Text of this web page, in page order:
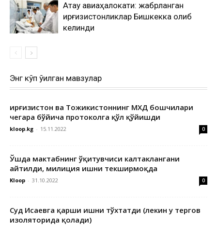
Ақтау авиаҳалокати: жабрланган
қирғизистонликлар Бишкекка олиб
келинди
Энг кўп ўқилган мавзулар
Қирғизистон ва Тожикистоннинг МХДҚ бошчилари
чегара бўйича протоколга қўл қўйишди
kloop.kg - 15.11.2022 0
Ўшда мактабнинг ўқитувчиси калтаклангани
айтилди, милиция ишни текширмоқда
Kloop - 31.10.2022 0
Суд Исаевга қарши ишни тўхтатди (лекин у тергов
изоляторида қолади)